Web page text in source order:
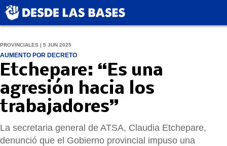
PROVINCIALES | 5 JUN 2025
AUMENTO POR DECRETO
Etchepare: “Es una
agresión hacia los
trabajadores”
La secretaria general de ATSA, Claudia Etchepare,
denunció que el Gobierno provincial impuso una